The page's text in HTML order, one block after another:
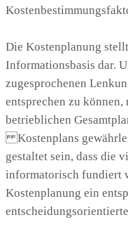
Die Kostenplanung
Informationsbasis dar.
zugesprochenen
entsprechen zu können,
betrieblichen
Kostenplans
gestaltet sein, dass die
informatorisch fundiert
Kostenplanung ein